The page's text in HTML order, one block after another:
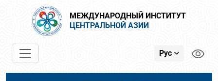
МЕЖДУНАРОДНЫЙ ИНСТИТУТ
ЦЕНТРАЛЬНОЙ АЗИИ
Рус